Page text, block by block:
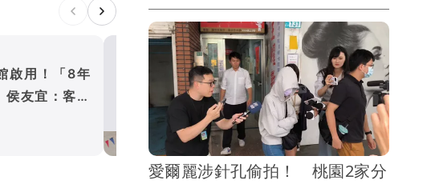
啟用！「8年
友宜：客家
儀隊、金曲齊登場！ 新北
表揚模範母親、夫妻暖榮家
生活
所有孕期中的辛勞母親獻上祝福。
愛爾麗涉針孔偷拍！ 桃園2家分